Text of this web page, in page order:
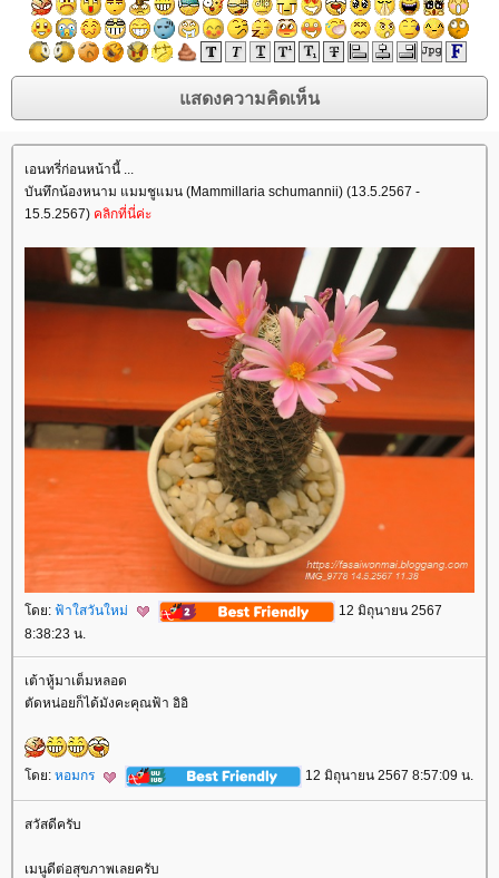
เอนทรี่ก่อนหน้านี้ ...
บันทึกน้องหนาม แมมชูแมน (Mammillaria schumannii) (13.5.2567 -
15.5.2567) คลิกที่นี่ค่ะ
ดย: ฟ้าใสวันใหม่
12 มิถุนายน 2567
8:38:23 น.
เต้าหู้มาเต็มหลอด
ตัดหน่อยก็ได้มังคะคุณฟ้า อิอิ
ดย: หอมกร 12 มิถุนายน 2567 8:57:09 น.
สวัสดีครับ
เมนูดีต่อสุขภาพเลยครับ